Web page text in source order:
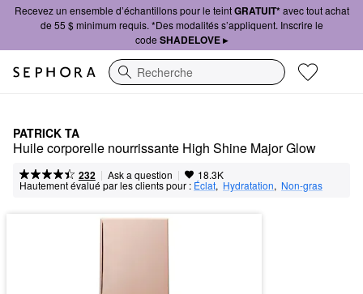
Recevez un ensemble d’échantillons pour le teintGRATUIT*avec tout achat
de 55 $ minimum requis. *Des modalités s’appliquent. Inscrire le
code SHADELOVE ▸
Recherche
PATRICK TA
Huile corporelle nourrissante High Shine Major Glow
232 | Ask a question | 18.3K
Hautement évalué par les clients pour : Éclat, Hydratation, Non-gras